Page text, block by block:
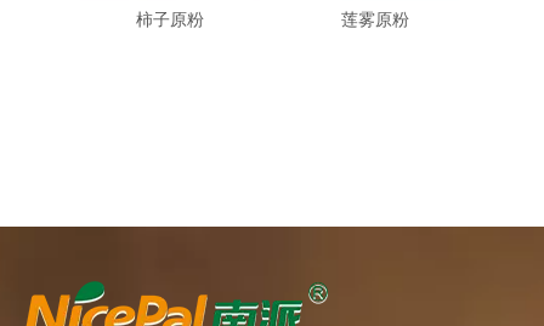
柿子原粉 莲雾原粉